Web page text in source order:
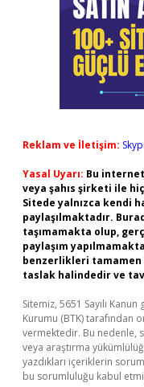
Reklam ve İletişim:
Yasal Uyarı: Bu
veya şahıs şirketi ile
Sitede yalnızca kendi
paylaşılmaktadır.
taşımamakta olup,
paylaşım
benzerlikleri
taslak halindedir ve
Sitemiz, 5651 Sayılı
Kurumu (BTK) tarafından
vermektedir. Bu nedenle,
veya araştırma
yazdıkları içeriklerin
bu sorumluluğu kabul